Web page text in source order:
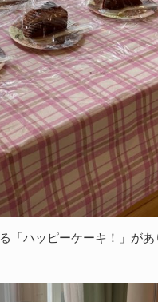
「ハッピーケーキ！」があ